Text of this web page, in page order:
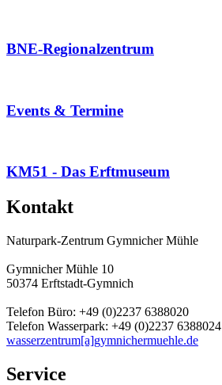
BNE-Regionalzentrum
Events & Termine
KM51 - Das Erftmuseum
Kontakt
Naturpark-Zentrum Gymnicher Mühle
Gymnicher Mühle 10
50374 Erftstadt-Gymnich
Telefon Büro: +49 (0)2237 6388020
Telefon Wasserpark: +49 (0)2237 6388024
wasserzentrum[a]gymnichermuehle.de
Service